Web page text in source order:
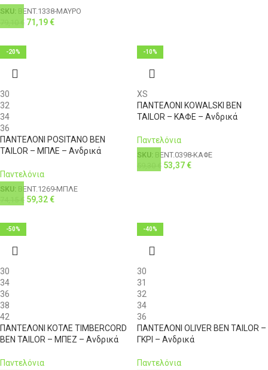
SKU: BENT.1338-ΜΑΥΡΟ
€ 71,19€
-20%
30
32
34
36
ΠΑΝΤΕΛΟΝΙ POSITANO BEN
TAILOR – ΜΠΛΕ – Ανδρικά
Παντελόνια
SKU: BENT.1269-ΜΠΛΕ
€ 59,32€
-10%
XS
ΠΑΝΤΕΛΟΝΙ KOWALSKI BEN
TAILOR – ΚΑΦΕ – Ανδρικά
Παντελόνια
SKU: BENT.0398-ΚΑΦΕ
€ 53,37€
-50%
30
34
36
38
42
ΠΑΝΤΕΛΟΝΙ ΚΟΤΛΕ TIMBERCORD
BEN TAILOR – ΜΠΕΖ – Ανδρικά
Παντελόνια
-40%
30
31
32
34
36
ΠΑΝΤΕΛΟΝΙ OLIVER BEN TAILOR –
ΓΚΡΙ – Ανδρικά
Παντελόνια